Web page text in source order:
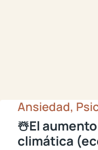
Ansiedad,
☃️El
climática